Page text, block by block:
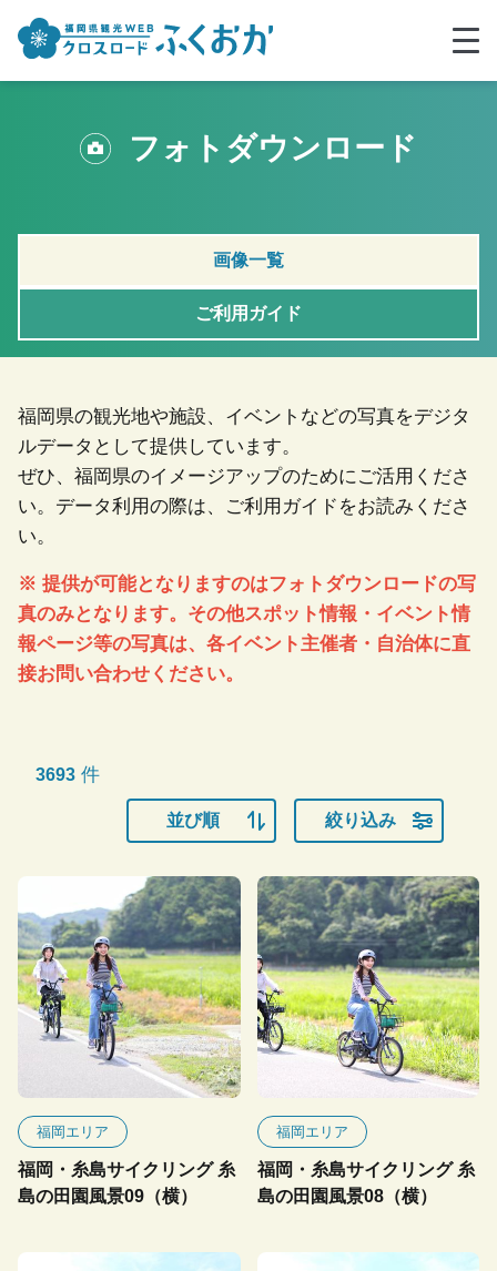
フォトダウンロード
画像一覧
ご利用ガイド
福岡県の観光地や施設、イベントなどの写真をデジタ
ルデータとして提供しています。
ぜひ、福岡県のイメージアップのためにご活用くださ
い。データ利用の際は、ご利用ガイドをお読みくださ
い。
※ 提供が可能となりますのはフォトダウンロードの写
真のみとなります。その他スポット情報・イベント情
報ページ等の写真は、各イベント主催者・自治体に直
接お問い合わせください。
3693 件
並び順 絞り込み
福岡エリア
福岡・糸島サイクリング 糸
島の田園風景09（横）
福岡エリア
福岡・糸島サイクリング 糸
島の田園風景08（横）